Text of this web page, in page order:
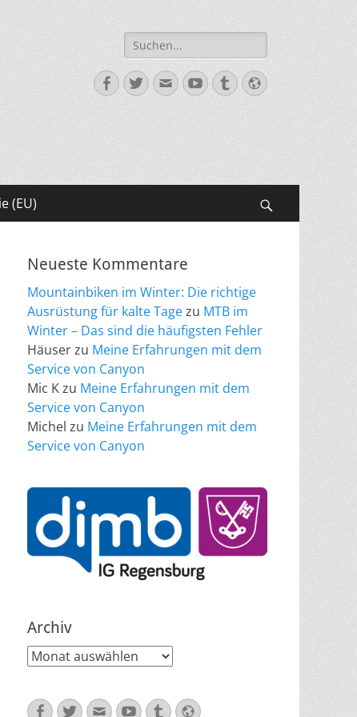
Suche
nach:
Facebook
Twitter
E-
Mail
YouTube
TumblrWebsite
(EU)
Neueste Kommentare
Mountainbiken im Winter: Die richtige
Ausrüstung für kalte Tagezu MTB im
Winter – Das sind die häufigsten Fehler
Häuserzu Meine Erfahrungen mit dem
Service von Canyon
Mic Kzu Meine Erfahrungen mit dem
Service von Canyon
Michel zu Meine Erfahrungen mit dem
Service von Canyon
Archiv
Archiv
Facebook
Twitter
E-
YouTube
TumblrWebsite